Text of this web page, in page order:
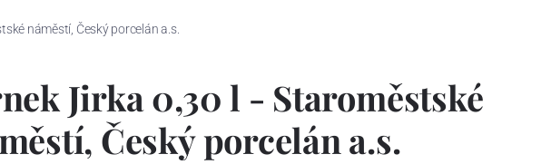
náměstí, Český porcelán a.s.
Jirka 0,30 l - Staroměstské
Český porcelán a.s.